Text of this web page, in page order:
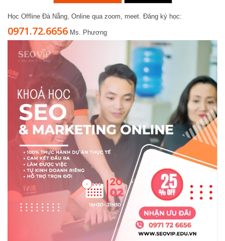
Học Offline Đà Nẵng, Online qua zoom, meet. Đăng ký học:
0971.72.6656 Ms. Phương